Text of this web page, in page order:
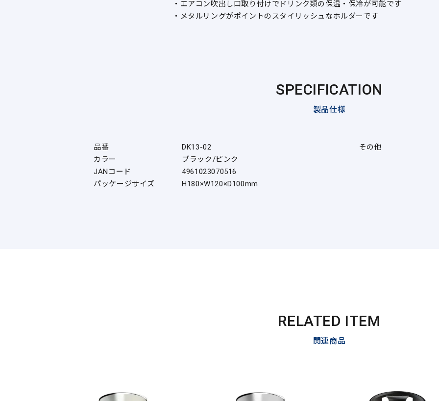
・エアコン吹出し口取り付けでドリンク類の保温・保冷が可能です
・メタルリングがポイントのスタイリッシュなホルダーです
SPECIFICATION
製品仕様
品番
DK13-02
カラー
ブラック/ピンク
JANコード
4961023070516
パッケージサイズ
H180×W120×D100mm
その他
RELATED ITEM
関連商品